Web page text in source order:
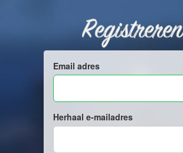
Registreren
Email adres
Herhaal e-mailadres